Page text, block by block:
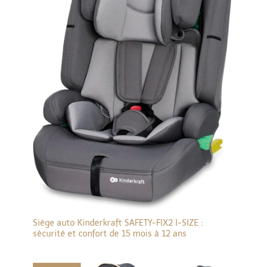
agréable.
Siège auto Kinderkraft SAFETY-FIX2 I-SIZE :
sécurité et confort de 15 mois à 12 ans